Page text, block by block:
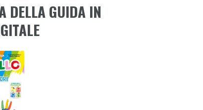
DELLA GUIDA IN